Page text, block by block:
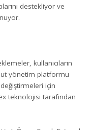
destekliyor ve
kullanıcıların
yönetim platformu
için
teknolojisi tarafından